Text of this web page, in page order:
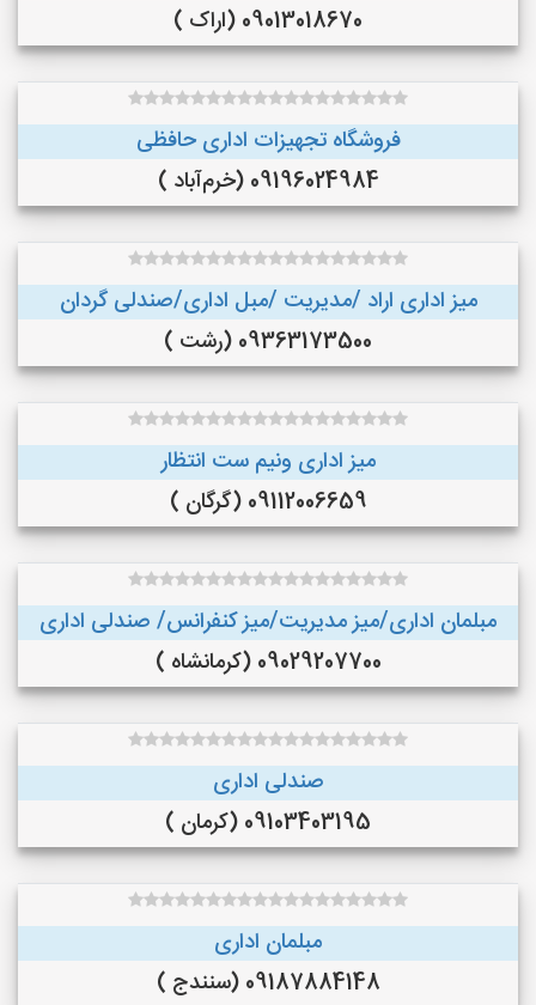
09013018670 (اراک )
فروشگاه تجهیزات اداری حافظی
09196024984 (خرم‌آباد )
میز اداری اراد /مدیریت /مبل اداری/صندلی گردان
09363173500 (رشت )
میز اداری ونیم ست انتظار
09112006659 (گرگان )
مبلمان اداری/میز مدیریت/میز کنفرانس/ صندلی اداری
09029207700 (کرمانشاه )
صندلی اداری
09103403195 (کرمان )
مبلمان اداری
09187884148 (سنندج )